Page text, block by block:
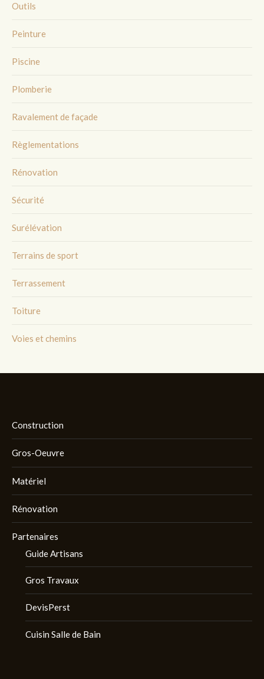
Outils
Peinture
Piscine
Plomberie
Ravalement de façade
Règlementations
Rénovation
Sécurité
Surélévation
Terrains de sport
Terrassement
Toiture
Voies et chemins
Construction
Gros-Oeuvre
Matériel
Rénovation
Partenaires
Guide Artisans
Gros Travaux
DevisPerst
Cuisin Salle de Bain